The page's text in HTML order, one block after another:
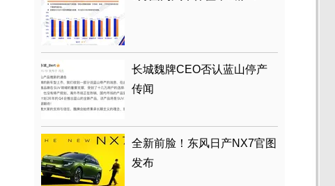
长城魏牌CEO否认蓝山停产
传闻
全新前脸！东风日产NX7官图
发布